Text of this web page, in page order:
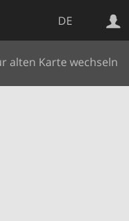
DE
alten Karte wechseln